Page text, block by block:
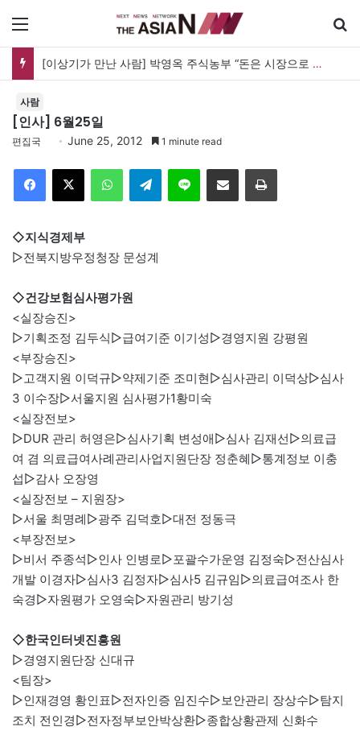
[이상기가 만난 사람] 박영옥 주식농부 “돈은 시장으로 갔지만, 투자는 사라지고 거래만 남았다”
사람
[인사] 6월25일
편집국 June 25, 2012 1 minute read
Telegram 이메일
◇지식경제부
▷전북지방우정청장 문성계
◇건강보험심사평가원
<실장승진>
▷기획조정 김두식▷급여기준 이기성▷경영지원 강평원
<부장승진>
▷고객지원 이덕규▷약제기준 조미현▷심사관리 이덕상▷심사
3 이수장▷서울지원 심사평가1황미숙
<실장전보>
▷DUR 관리 허영은▷심사기획 변성애▷심사 김재선▷의료급
여 겸 의료급여사례관리사업지원단장 정춘혜▷통계정보 이충
섭▷감사 오장영
<실장전보 – 지원장>
▷서울 최명례▷광주 김덕호▷대전 정동극
<부장전보>
▷비서 주종석▷인사 인병로▷포괄수가운영 김정숙▷전산심사
개발 이경자▷심사3 김정자▷심사5 김규임▷의료급여조사 한
숙경▷자원평가 오영숙▷자원관리 방기성
◇한국인터넷진흥원
▷경영지원단장 신대규
<팀장>
▷인재경영 황인표▷전자인증 임진수▷보안관리 장상수▷탐지
조치 전인경▷전자정부보안박상환▷종합상황관제 신화수